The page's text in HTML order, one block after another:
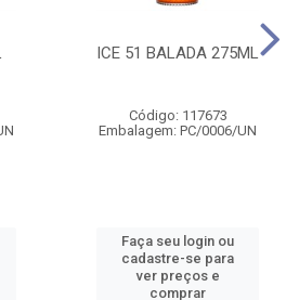
ICE 51 BALADA 275ML
Código: 117673
Embalagem: PC/0006/UN
Faça seu login ou
cadastre-se para
ver preços e
comprar